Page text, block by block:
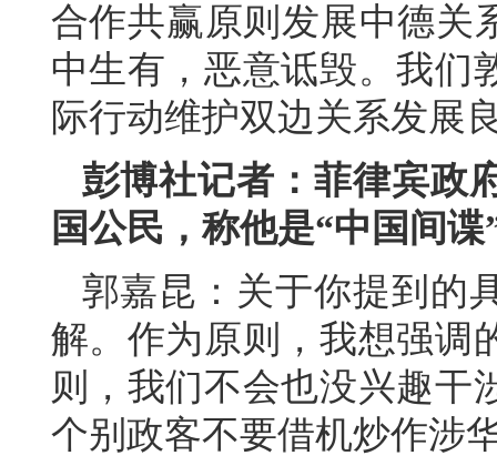
合作共赢原则发展中德关
中生有，恶意诋毁。我们
际行动维护双边关系发展
彭博社记者：菲律宾政
国公民，称他是“中国间
郭嘉昆：关于你提到的
解。作为原则，我想强调
则，我们不会也没兴趣干
个别政客不要借机炒作涉